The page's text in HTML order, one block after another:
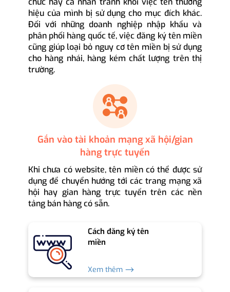
hiệu của mình bị sử dụng cho mục đích khác.
Đối với những doanh nghiệp nhập khẩu và
phân phối hàng quốc tế, việc đăng ký tên miền
cũng giúp loại bỏ nguy cơ tên miền bị sử dụng
cho hàng nhái, hàng kém chất lượng trên thị
trường.
Gắn vào tài khoản mạng xã hội/gian
hàng trực tuyến
Khi chưa có website, tên miền có thể được sử
dụng để chuyển hướng tới các trang mạng xã
hội hay gian hàng trực tuyến trên các nền
tảng bán hàng có sẵn.
Cách đăng ký tên
miền
Xem thêm ⟶